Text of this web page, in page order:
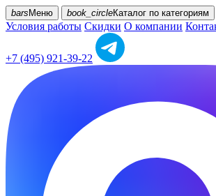
bars Меню book_circleКаталог по категориям
Условия работы Скидки О компании
+7 (495) 921-39-22